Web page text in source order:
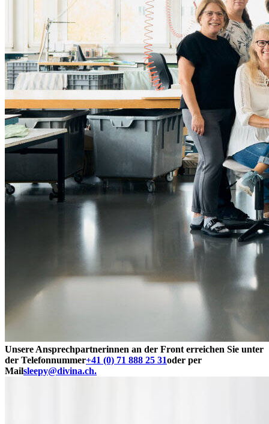
Unsere Ansprechpartnerinnen an der Front erreichen Sie unter
der Telefonnummer+41 (0) 71 888 25 31oder per
Mailsleepy@divina.ch.